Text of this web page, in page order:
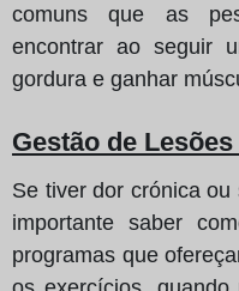
comuns que as
encontrar ao seguir
gordura e ganhar
Gestão de
Se tiver dor crónica
importante saber
programas que